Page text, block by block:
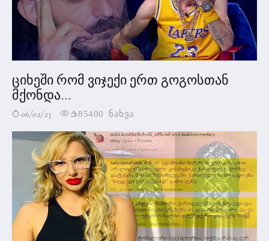
ციხეში რომ ვიჯექი ერთ გოგოსთან
მქონდა...
06/02/23 85400 ნახვა